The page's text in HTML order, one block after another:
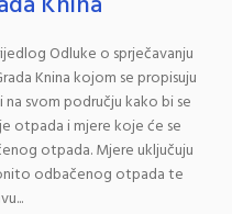
Odluke o sprječavanju
Knina kojom se propisuju
svom području kako bi se
otpada i mjere koje će se
otpada. Mjere uključuju
odbačenog otpada te